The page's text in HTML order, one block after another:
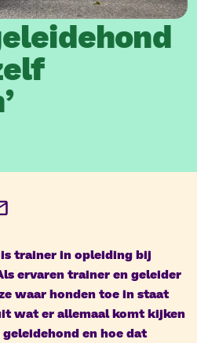
is trainer in opleiding bij
ervaren trainer en geleider
waar honden toe in staat
wat er allemaal komt kijken
en hoe dat